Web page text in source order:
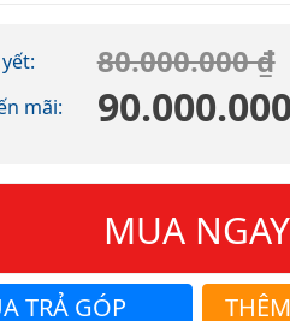
80.000.000 ₫
mãi:
MUA NGAY
TRẢ GÓP